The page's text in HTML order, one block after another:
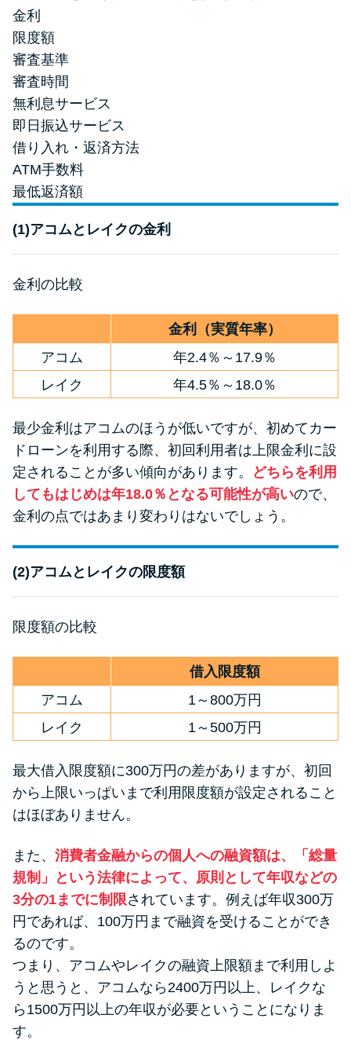
金利
限度額
審査基準
審査時間
無利息サービス
即日振込サービス
借り入れ・返済方法
ATM手数料
最低返済額
(1)アコムとレイクの金利
金利の比較
金利（実質年率）
アコム
年2.4％～17.9％
レイク
年4.5％～18.0％
最少金利はアコムのほうが低いですが、初めてカー
ドローンを利用する際、初回利用者は上限金利に設
定されることが多い傾向があります。
どちらを利用
してもはじめは年18.0％となる可能性が高いので、
金利の点ではあまり変わりはないでしょう。
(2)アコムとレイクの限度額
限度額の比較
借入限度額
アコム
1～800万円
レイク
1～500万円
最大借入限度額に300万円の差がありますが、初回
から上限いっぱいまで利用限度額が設定されること
はほぼありません。
また、 消費者金融からの個人への融資額は、「総量
規制」という法律によって、原則として年収などの
3分の1までに制限されています。例えば年収300万
円であれば、100万円まで融資を受けることができ
るのです。
つまり、アコムやレイクの融資上限額まで利用しよ
うと思うと、アコムなら2400万円以上、レイクな
ら1500万円以上の年収が必要ということになりま
す。